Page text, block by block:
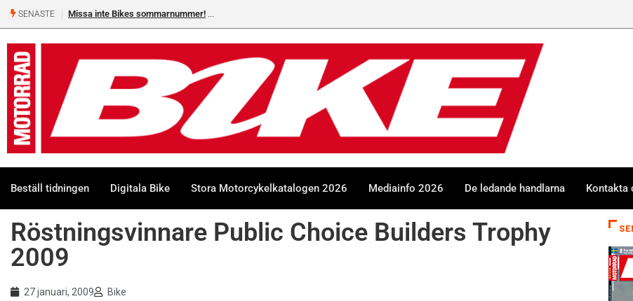
SENASTE Missa inte Bikes sommarnummer!
Beställ tidningen Digitala Bike Stora Motorcykelkatalogen 2026 Mediainfo 2026 De ledande handlarna Kontakta
Röstningsvinnare Public Choice Builders Trophy
2009
27 januari, 2009 Bike